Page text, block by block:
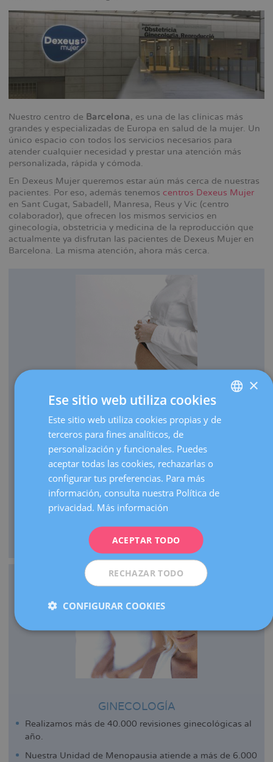
Nuestro centro de Barcelona, es una de las clínicas más
grandes y especializadas de Europa en salud de la mujer. Un
único espacio con todos los servicios necesarios para
atender cualquier necesidad y prestar una atención más
personalizada, rápida y cómoda.
En Dexeus Mujer queremos estar aún más cerca de nuestras
pacientes. Por eso, además tenemos centros Dexeus Mujer
en Sant Cugat, Sabadell, Manresa, Reus y Vic (centro
colaborador), que ofrecen los mismos servicios en
ginecología, obstetricia y medicina de la reproducción que
actualmente ya disfrutan las pacientes de Dexeus Mujer en
Barcelona. La misma atención, ahora más cerca.
Cada año traemos al mundo más de 3.000 bebés.
Realizamos más de 30.000 ecografías de embarazo al
Como centro de referencia, hacemos más de 3.000
visitas de embarazos de alto riesgo al año.
Contamos con una UCI Neonatal de nivel III que atiende
GINECOLOGÍA
Realizamos más de 40.000 revisiones ginecológicas al
año.
Nuestra Unidad de Menopausia atiende a más de 6.000
SPANISH
×
Ese sitio web utiliza cookies
Este sitio web utiliza cookies propias y de
terceros para fines analíticos, de
personalización y funcionales. Puedes
aceptar todas las cookies, rechazarlas o
configurar tus preferencias. Para más
información, consulta nuestra Política de
privacidad. Más información
ACEPTAR TODO
RECHAZAR TODO
CONFIGURAR COOKIES